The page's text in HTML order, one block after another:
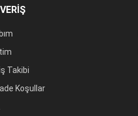
Takibi
Koşullar